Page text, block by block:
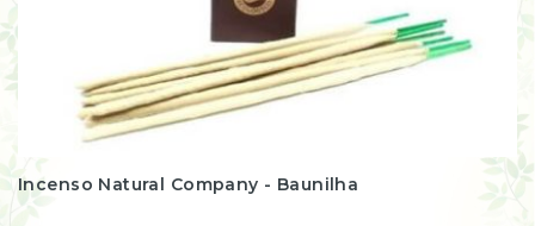
Incenso Natural Company - Baunilha